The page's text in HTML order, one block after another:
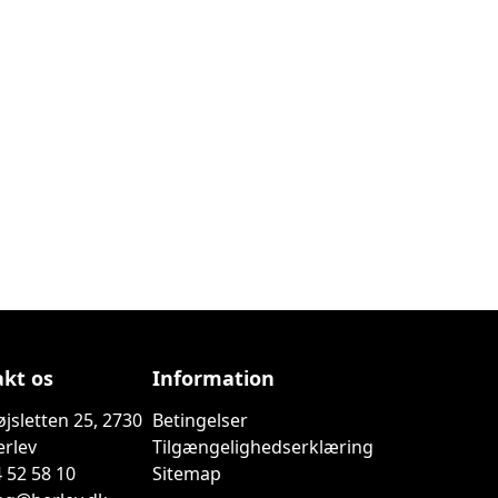
os
25, 2730
52 58 10
Information
Betingelser
Tilgængelighedserklæring
Sitemap